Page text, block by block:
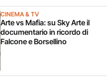
CINEMA & TV
Arte vs Mafia: su Sky Arte il
documentario in ricordo di
Falcone e Borsellino